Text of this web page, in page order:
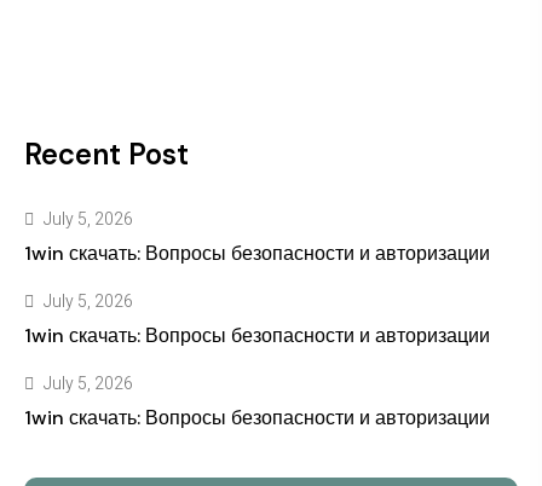
Recent Post
July 5, 2026
1win скачать: Вопросы безопасности и авторизации
July 5, 2026
1win скачать: Вопросы безопасности и авторизации
July 5, 2026
1win скачать: Вопросы безопасности и авторизации